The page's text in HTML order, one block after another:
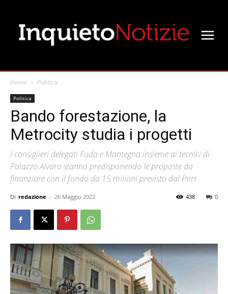
Home Politica
Politica
Bando forestazione, la
Metrocity studia i progetti
I consiglieri delegati Fuda e Mantegna insieme ai tecnici di
Palazzo Alvaro stanno predisponendo le proposte da
finanziare con il fondo da 15 milioni previsto dal Pnrr
Di redazione - 26 Maggio 2022 0
438